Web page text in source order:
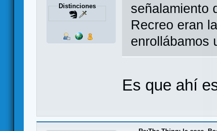
Distinciones
señalamiento
Recreo eran
enrollábamos
Es que ahí